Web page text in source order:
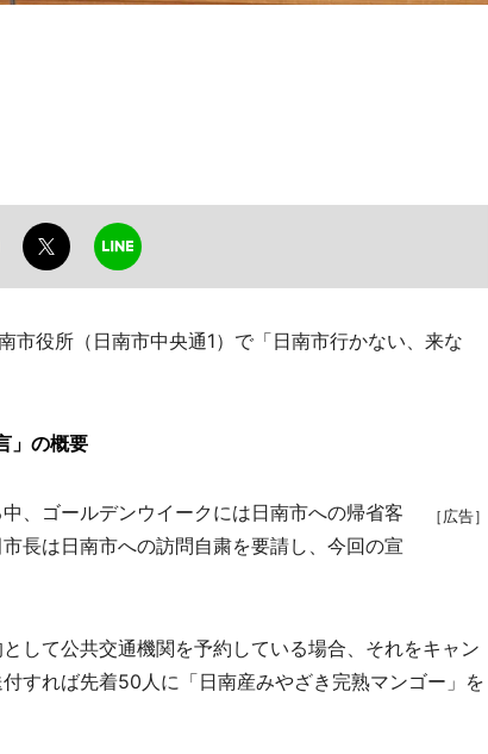
役所（日南市中央通1）で「日南市行かない、来な
」の概要
［広告］
、ゴールデンウイークには日南市への帰省客
長は日南市への訪問自粛を要請し、今回の宣
して公共交通機関を予約している場合、それをキャン
すれば先着50人に「日南産みやざき完熟マンゴー」を